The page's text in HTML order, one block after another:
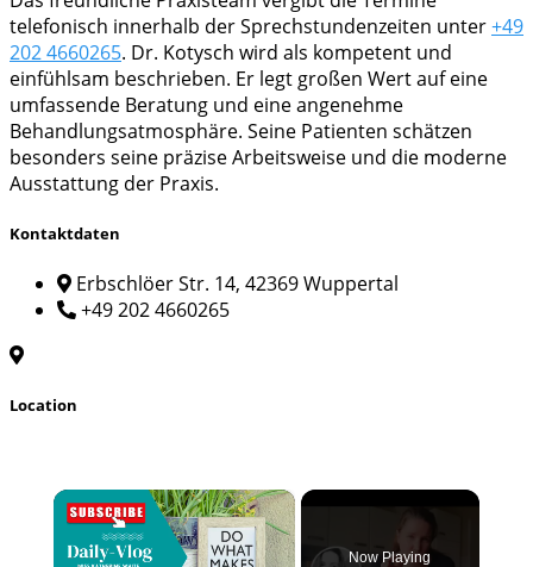
telefonisch innerhalb der Sprechstundenzeiten unter+49
202 4660265. Dr. Kotysch wird als kompetent und
einfühlsam beschrieben. Er legt großen Wert auf eine
umfassende Beratung und eine angenehme
Behandlungsatmosphäre. Seine Patienten schätzen
besonders seine präzise Arbeitsweise und die moderne
Ausstattung der Praxis.
Kontaktdaten
Erbschlöer Str. 14, 42369 Wuppertal
+49 202 4660265
Location
×
Now Playing